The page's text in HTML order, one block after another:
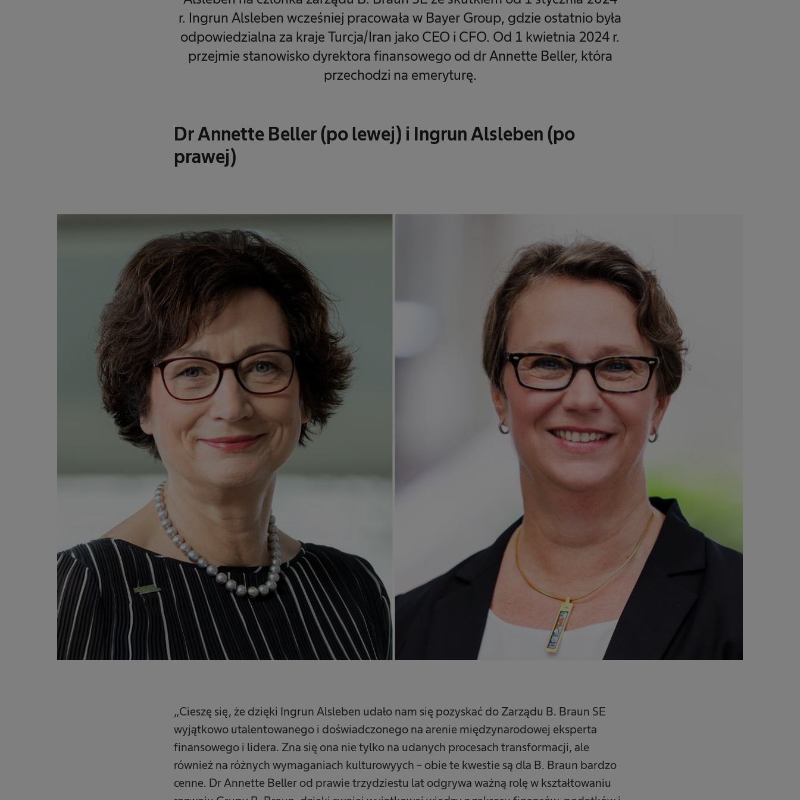
r. Ingrun Alsleben wcześniej pracowała w Bayer Group, gdzie ostatnio była
odpowiedzialna za kraje Turcja/Iran jako CEO i CFO. Od 1 kwietnia 2024 r.
przejmie stanowisko dyrektora finansowego od dr Annette Beller, która
przechodzi na emeryturę.
Dr Annette Beller (po lewej) i Ingrun Alsleben (po
prawej)
„Cieszę się, że dzięki Ingrun Alsleben udało nam się pozyskać do Zarządu B. Braun SE
wyjątkowo utalentowanego i doświadczonego na arenie międzynarodowej eksperta
finansowego i lidera. Zna się ona nie tylko na udanych procesach transformacji, ale
również na różnych wymaganiach kulturowyych – obie te kwestie są dla B. Braun bardzo
cenne. Dr Annette Beller od prawie trzydziestu lat odgrywa ważną rolę w kształtowaniu